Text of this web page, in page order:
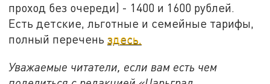
проход без очереди) - 1400 и 1600 рублей.
Есть детские, льготные и семейные тарифы,
полный переченьздесь.
Уважаемые читатели, если вам есть чем